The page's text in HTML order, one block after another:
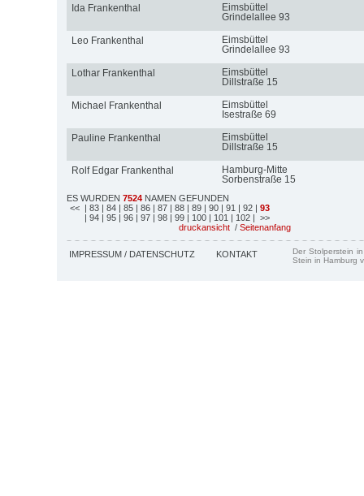
Ida Frankenthal
Eimsbüttel
Grindelallee 93
Leo Frankenthal
Eimsbüttel
Grindelallee 93
Lothar Frankenthal
Eimsbüttel
Dillstraße 15
Michael Frankenthal
Eimsbüttel
Isestraße 69
Pauline Frankenthal
Eimsbüttel
Dillstraße 15
Rolf Edgar Frankenthal
Hamburg-Mitte
Sorbenstraße 15
ES WURDEN 7524 NAMEN GEFUNDEN
<< | 83 | 84 | 85 | 86 | 87 | 88 | 89 | 90 | 91 | 92 | 93
| 94 | 95 | 96 | 97 | 98 | 99 | 100 | 101 | 102 | >>
druckansicht / Seitenanfang
IMPRESSUM / DATENSCHUTZ KONTAKT
Der Stolperstein
Stein in Hamburg